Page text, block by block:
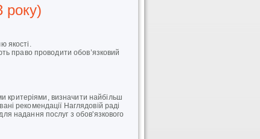
року)
якості.
право проводити обов’язковий
критеріями, визначити найбільш
рекомендації Наглядовій раді
надання послуг з обов'язкового